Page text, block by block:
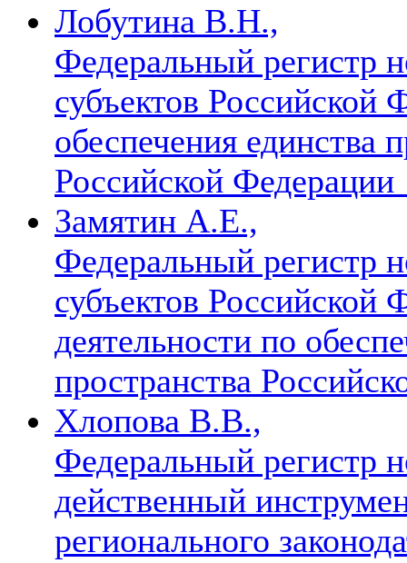
Лобутина В.Н.,
Федеральный регистр
субъектов Российской
обеспечения единства
Российской Федерации
Замятин А.Е.,
Федеральный регистр
субъектов Российской
деятельности по
пространства
Хлопова В.В.,
Федеральный регистр
действенный
регионального